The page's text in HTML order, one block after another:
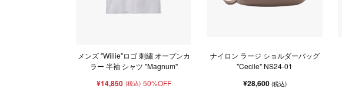
メンズ "Willie"ロゴ 刺繍 オープンカ
ラー 半袖 シャツ "Magnum"
¥14,850 (税込) 50%OFF
ナイロン ラージ ショルダーバッグ
"Cecile" NS24-01
¥28,600 (税込)